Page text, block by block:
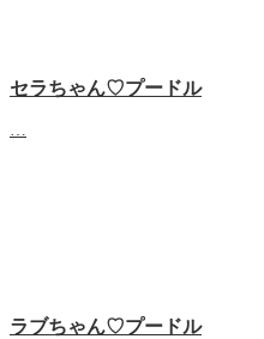
セラちゃん♡プードル
ラブちゃん♡プードル